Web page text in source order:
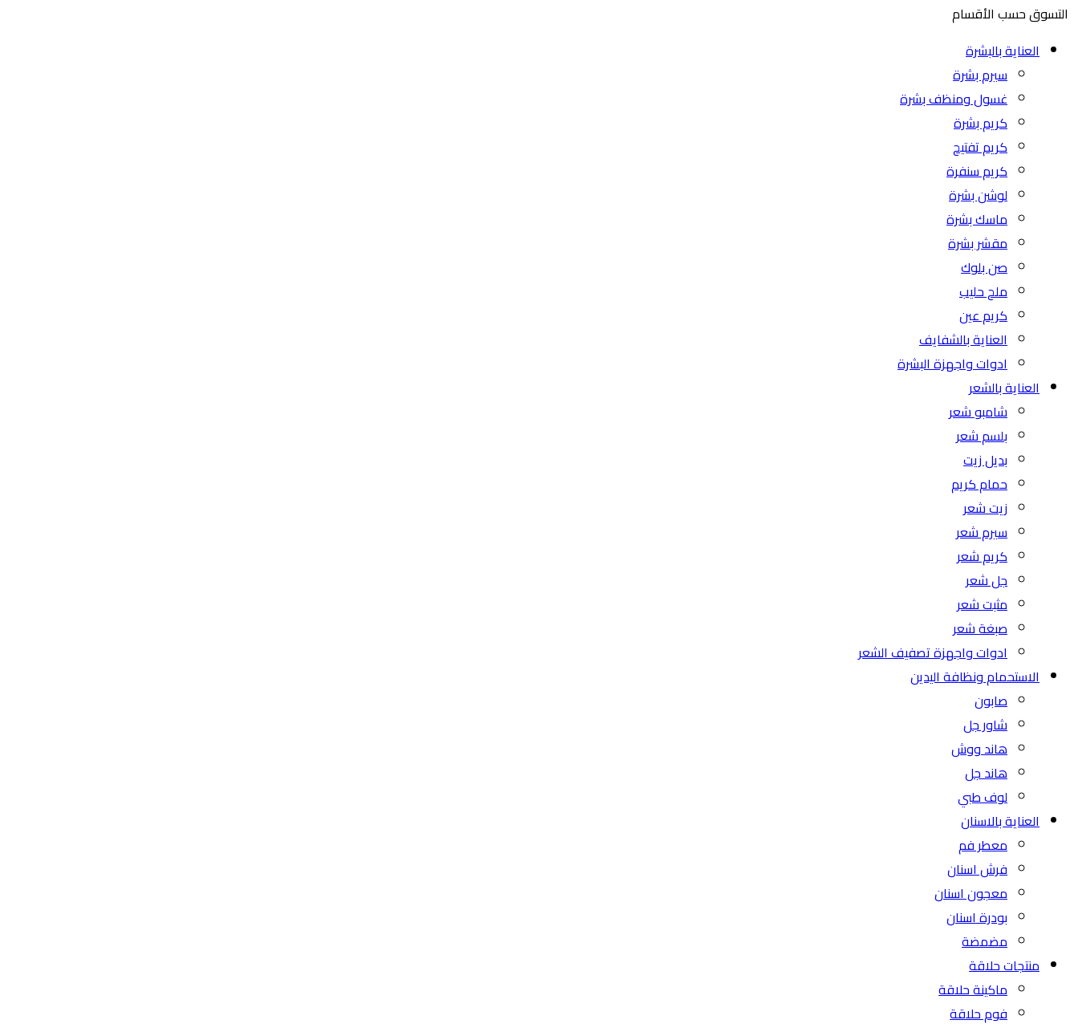
التسوق حسب الأقسام
العناية بالبشرة
سيرم بشرة
غسول ومنظف بشرة
كريم بشرة
كريم تفتيح
كريم سنفرة
لوشن بشرة
ماسك بشرة
مقشر بشرة
صن بلوك
ملح حليب
كريم عين
العناية بالشفايف
ادوات واجهزة البشرة
العناية بالشعر
شامبو شعر
بلسم شعر
بديل زيت
حمام كريم
زيت شعر
سيرم شعر
كريم شعر
جل شعر
مثبت شعر
صبغة شعر
ادوات واجهزة تصفيف الشعر
الاستحمام ونظافة اليدين
صابون
شاور جل
هاند ووش
هاند جل
لوف طبي
العناية بالاسنان
معطر فم
فرش اسنان
معجون اسنان
بودرة اسنان
مضمضة
منتجات حلاقة
ماكينة حلاقة
فوم حلاقة